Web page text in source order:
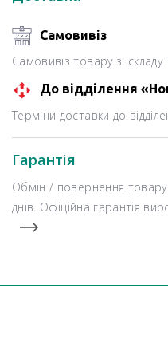
Самовивіз
Самовивіз товару зі
До відділення
Терміни доставки до
Гарантія
Обмін / повернення товару
днів. Офіційна гарантія